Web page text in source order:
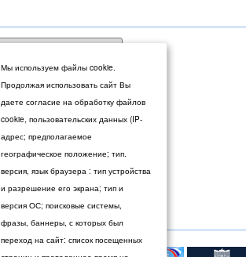
Мы используем файлы cookie.
Продолжая использовать сайт Вы
даете согласие на обработку файлов
cookie, пользовательских данных (IP-
адрес; предполагаемое
географическое положение; тип.
версия, язык браузера : тип устройства
и разрешение его экрана; тип и
версия ОС; поисковые системы,
фразы, баннеры, с которых был
переход на сайт: список посещенных